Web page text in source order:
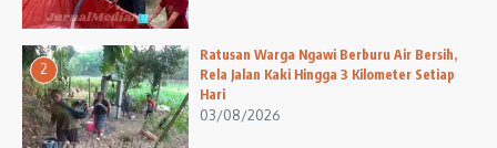
2
Ratusan Warga Ngawi Berburu Air Bersih,
Rela Jalan Kaki Hingga 3 Kilometer Setiap
Hari
03/08/2026